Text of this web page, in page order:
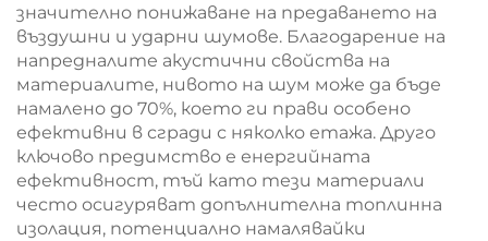
значително понижаване на предаването на
въздушни и ударни шумове. Благодарение на
напредналите акустични свойства на
материалите, нивото на шум може да бъде
намалено до 70%, което ги прави особено
ефективни в сгради с няколко етажа. Друго
ключово предимство е енергийната
ефективност, тъй като тези материали
често осигуряват допълнителна топлинна
изолация, потенциално намалявайки